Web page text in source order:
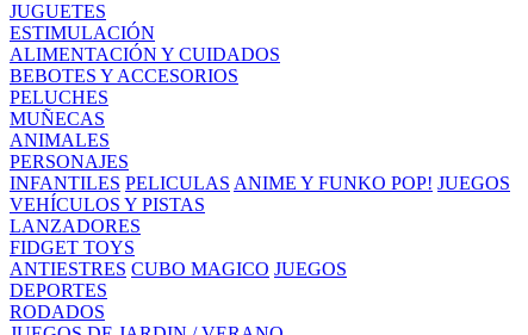
JUGUETES
ESTIMULACIÓN
ALIMENTACIÓN Y CUIDADOS
BEBOTES Y ACCESORIOS
PELUCHES
MUÑECAS
ANIMALES
PERSONAJES
INFANTILES PELICULAS ANIME Y FUNKO POP! JUEGOS
VEHÍCULOS Y PISTAS
LANZADORES
FIDGET TOYS
ANTIESTRES CUBO MAGICO JUEGOS
DEPORTES
RODADOS